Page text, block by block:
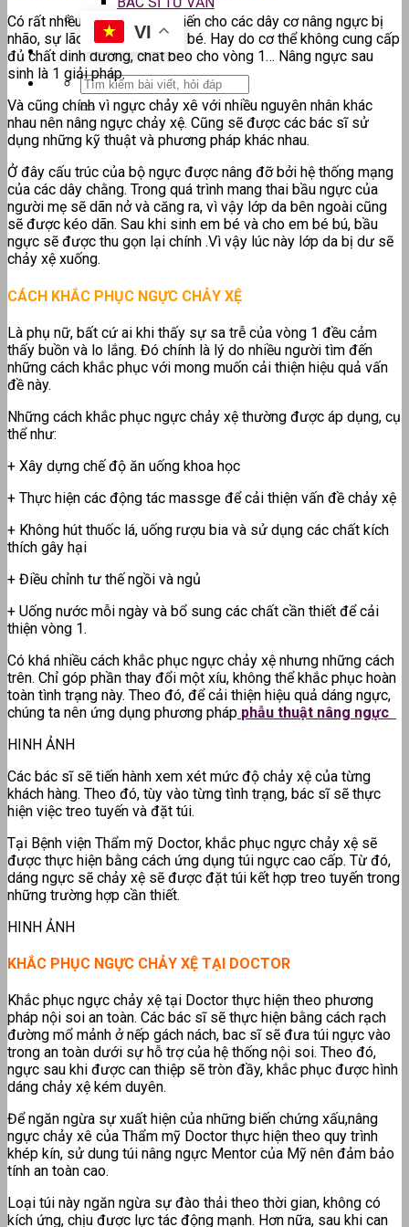
VI
Có rất nhiều nguyên nhân khiến cho các dây cơ nâng ngực bị
nhão, sự lão hóa, cho em bé bé. Hay do cơ thể không cung cấp
đủ chất dinh dưỡng, chất béo cho vòng 1… Nâng ngực sau
sinh là 1 giải pháp.
Và cũng chính vì ngực chảy xê với nhiều nguyên nhân khác
nhau nên nâng ngực chảy xệ. Cũng sẽ được các bác sĩ sử
dụng những kỹ thuật và phương pháp khác nhau.
Ở đây cấu trúc của bộ ngực được nâng đỡ bởi hệ thống mạng
của các dây chằng. Trong quá trình mang thai bầu ngực của
người mẹ sẽ dãn nở và căng ra, vì vậy lớp da bên ngoài cũng
sẽ được kéo dãn. Sau khi sinh em bé và cho em bé bú, bầu
ngực sẽ được thu gọn lại chính .Vì vậy lúc này lớp da bị dư sẽ
chảy xệ xuống.
CÁCH KHẮC PHỤC NGỰC CHẢY XỆ
Là phụ nữ, bất cứ ai khi thấy sự sa trễ của vòng 1 đều cảm
thấy buồn và lo lắng. Đó chính là lý do nhiều người tìm đến
những cách khắc phục với mong muốn cải thiện hiệu quả vấn
đề này.
Những cách khắc phục ngực chảy xệ thường được áp dụng, cụ
thể như:
+ Xây dựng chế độ ăn uống khoa học
+ Thực hiện các động tác massge để cải thiện vấn đề chảy xệ
+ Không hút thuốc lá, uống rượu bia và sử dụng các chất kích
thích gây hại
+ Điều chỉnh tư thế ngồi và ngủ
+ Uống nước mỗi ngày và bổ sung các chất cần thiết để cải
thiện vòng 1.
Có khá nhiều cách khắc phục ngực chảy xệ nhưng những cách
trên. Chỉ góp phần thay đổi một xíu, không thể khắc phục hoàn
toàn tình trạng này. Theo đó, để cải thiện hiệu quả dáng ngực,
chúng ta nên ứng dụng phương pháp phẫu thuật nâng ngực
HINH ẢNH
Các bác sĩ sẽ tiến hành xem xét mức độ chảy xệ của từng
khách hàng. Theo đó, tùy vào từng tình trạng, bác sĩ sẽ thực
hiện việc treo tuyến và đặt túi.
Tại Bệnh viện Thẩm mỹ Doctor, khắc phục ngực chảy xệ sẽ
được thực hiện bằng cách ứng dụng túi ngực cao cấp. Từ đó,
dáng ngực sẽ chảy xệ sẽ được đặt túi kết hợp treo tuyến trong
những trường hợp cần thiết.
HINH ẢNH
KHẮC PHỤC NGỰC CHẢY XỆ TẠI DOCTOR
Khắc phục ngực chảy xệ tại Doctor thực hiện theo phương
pháp nội soi an toàn. Các bác sĩ sẽ thực hiện bằng cách rạch
đường mổ mảnh ở nếp gách nách, bac sĩ sẽ đưa túi ngực vào
trong an toàn dưới sự hỗ trợ của hệ thống nội soi. Theo đó,
ngực sau khi được can thiệp sẽ tròn đầy, khắc phục được hình
dáng chảy xệ kém duyên.
Để ngăn ngừa sự xuất hiện của những biến chứng xấu,nâng
ngực chảy xê của Thẩm mỹ Doctor thực hiện theo quy trình
khép kín, sử dung túi nâng ngực Mentor của Mỹ nên đảm bảo
tính an toàn cao.
Loại túi này ngăn ngừa sự đào thải theo thời gian, không có
kích ứng, chịu được lực tác động mạnh. Hơn nữa, sau khi can